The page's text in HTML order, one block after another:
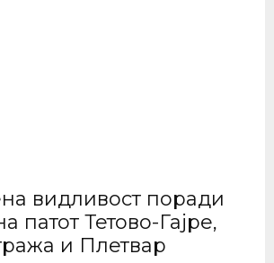
видливост поради
патот Тетово-Гајре,
и Плетвар